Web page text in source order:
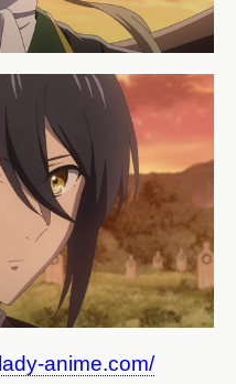
anime.com/